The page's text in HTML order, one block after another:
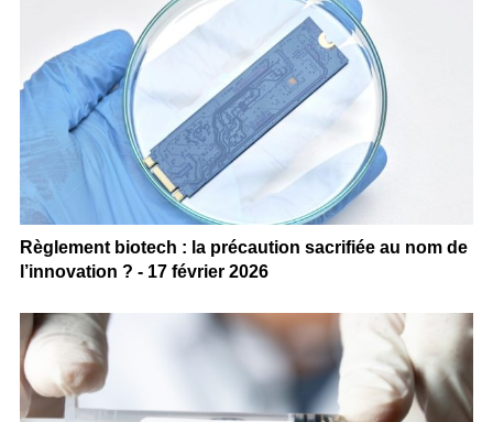
Règlement biotech : la précaution sacrifiée au nom de
l’innovation ? - 17 février 2026